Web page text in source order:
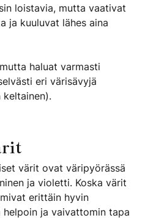
loistavia, mutta vaativat
ja kuuluvat lähes aina
haluat varmasti
eri värisävyjä
keltainen).
värit ovat väripyörässä
ja violetti. Koska värit
erittäin hyvin
helpoin ja vaivattomin tapa